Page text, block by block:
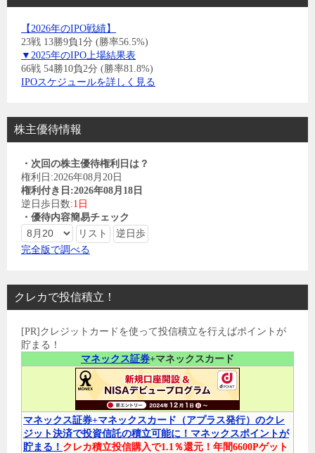
【2026年のIPO戦績】
23戦 13勝9負1分 (勝率56.5%)
▼2025年のIPO上場結果表
66戦 54勝10負2分 (勝率81.8%)
IPOスケジュールを詳しく見る
株主優待情報
・次回の株主優待権利日は？
権利日:2026年08月20日
権利付き日:2026年08月18日
逆日歩日数:1日
・優待内容簡易チェック
完全版で調べる
クレカで投信積立！
[PR]クレジットカードを使って投信積立を行えばポイントが
貯まる！
マネックス証券+マネックスカード
マネックス証券+マネックスカード（アプラス発行）のクレ
ジット決済で投資信託の積立可能に！マネックスポイントが
貯まる！ クレカ積立投信購入で1.1％還元！年間6600Pゲット